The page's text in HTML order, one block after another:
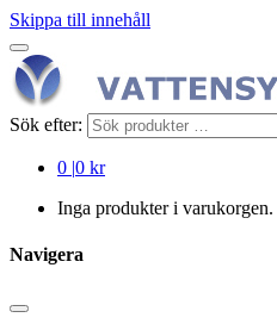
Skippa till innehåll
Sök efter:
0 |0 kr
Inga produkter i varukorgen.
Navigera